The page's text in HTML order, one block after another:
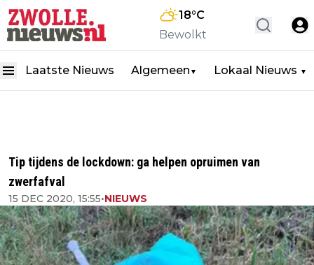
18°C
Bewolkt
Laatste Nieuws Algemeen ▼ Lokaal Nieuws ▼
Tip tijdens de lockdown: ga helpen opruimen van
zwerfafval
15 DEC 2020, 15:55•NIEUWS